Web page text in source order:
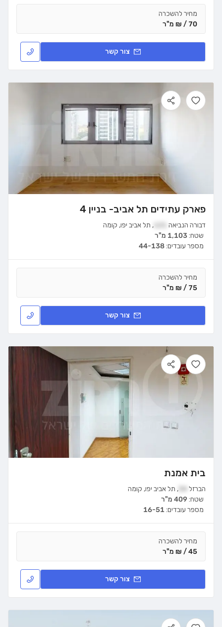
מחיר להשכרה
70 / ₪ מ"ר
צור קשר
פארק עתידים תל אביב- בניין 4
דבורה הנביאה , תל אביב יפו, קומה
שטח:1,103 מ"ר
מספר עובדים:44-138
מחיר להשכרה
75 / ₪ מ"ר
צור קשר
בית אמנת
הברזל , תל אביב יפו, קומה
שטח:409 מ"ר
מספר עובדים:16-51
מחיר להשכרה
45 / ₪ מ"ר
צור קשר